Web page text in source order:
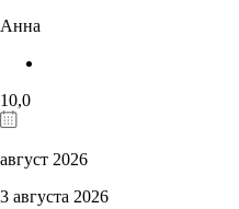
Анна
10,0
август 2026
3 августа 2026